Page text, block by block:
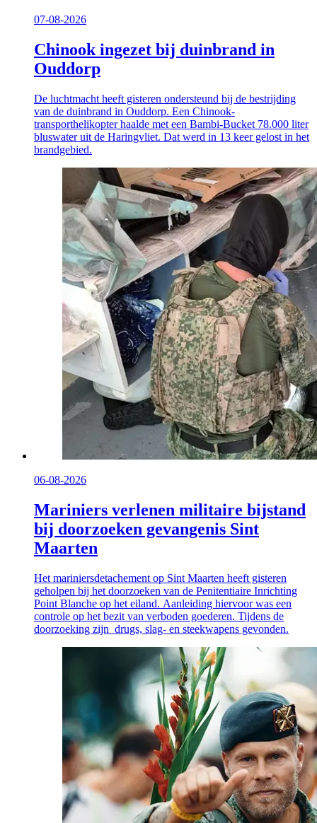
07-08-2026
Chinook ingezet bij duinbrand in
Ouddorp
De luchtmacht heeft gisteren ondersteund bij de bestrijding
van de duinbrand in Ouddorp. Een Chinook-
transporthelikopter haalde met een Bambi-Bucket 78.000 liter
bluswater uit de Haringvliet. Dat werd in 13 keer gelost in het
brandgebied.
06-08-2026
Mariniers verlenen militaire bijstand
bij doorzoeken gevangenis Sint
Maarten
Het mariniersdetachement op Sint Maarten heeft gisteren
geholpen bij het doorzoeken van de Penitentiaire Inrichting
Point Blanche op het eiland. Aanleiding hiervoor was een
controle op het bezit van verboden goederen. Tijdens de
doorzoeking zijn drugs, slag- en steekwapens gevonden.